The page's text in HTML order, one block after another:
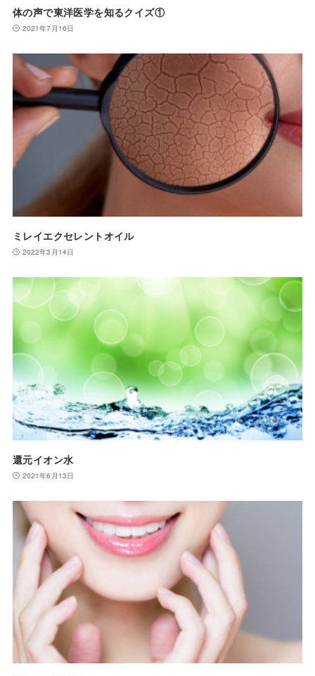
体の声で東洋医学を知るクイズ①
2021年7月16日
ミレイエクセレントオイル
2022年3月14日
還元イオン水
2021年6月13日